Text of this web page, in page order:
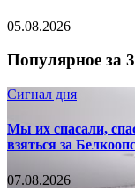
05.08.2026
Популярное за
Сигнал дня
Мы их спасали,
взяться за
07.08.2026